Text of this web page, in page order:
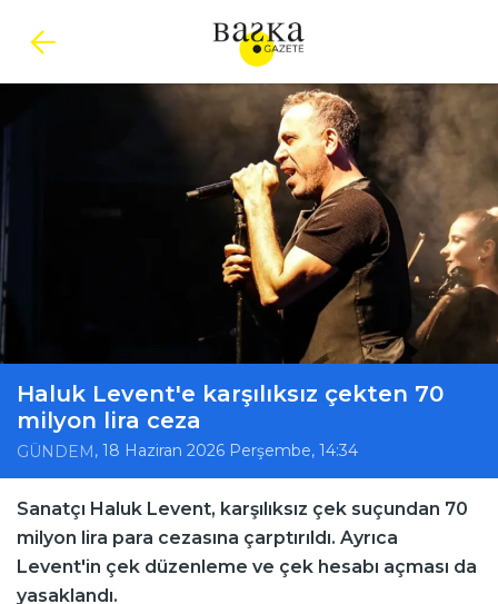
Haluk Levent'e karşılıksız çekten 70
milyon lira ceza
GÜNDEM , 18 Haziran 2026 Perşembe, 14:34
Sanatçı Haluk Levent, karşılıksız çek suçundan 70
milyon lira para cezasına çarptırıldı. Ayrıca
Levent'in çek düzenleme ve çek hesabı açması da
yasaklandı.